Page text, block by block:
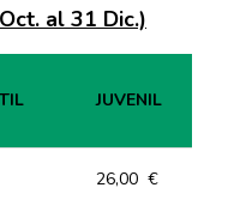
al 31 Dic.)
JUVENIL
JUVENIL
26,00 €